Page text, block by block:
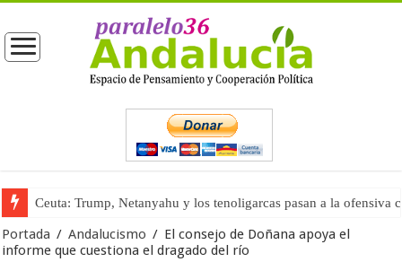
Ceuta: Trump, Netanyahu y los tenoligarcas pasan a la ofensiva
La masificación turística (tercera parte)
Portada / Andalucismo / El consejo de Doñana apoya el
informe que cuestiona el dragado del río